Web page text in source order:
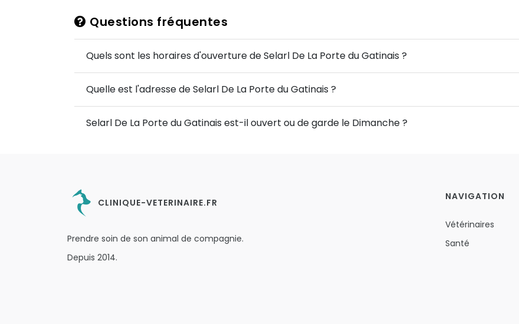
Questions fréquentes
Quels sont les horaires d'ouverture de Selarl De La Porte du Gatinais ?
Quelle est l'adresse de Selarl De La Porte du Gatinais ?
Selarl De La Porte du Gatinais est-il ouvert ou de garde le Dimanche ?
CLINIQUE-VETERINAIRE.FR
Prendre soin de son animal de compagnie.
Depuis 2014.
NAVIGATION
Vétérinaires
Santé